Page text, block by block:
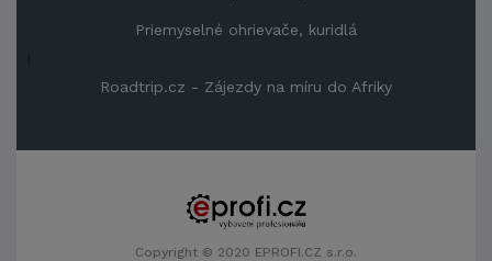
Priemyselné ohrievače, kuridlá
Roadtrip.cz - Zájezdy na míru do Afriky
Copyright © 2020 EPROFI.CZ s.r.o.